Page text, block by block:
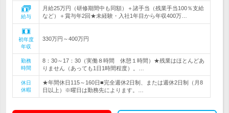
給与
月給25万円（研修期間中も同額）＋諸手当（残業手当100％支給
など）＋賞与年2回★未経験・入社1年目から年収400万…
初年度
年収
330万円～400万円
勤務
時間
8：30～17：30（実働８時間 休憩１時間）★残業はほとんどあ
りません（あっても1日1時間程度）。…
休日
休暇
★年間休日115～160日■完全週休2日制、または週休2日制（月8
日以上）※曜日は勤務先によります。…